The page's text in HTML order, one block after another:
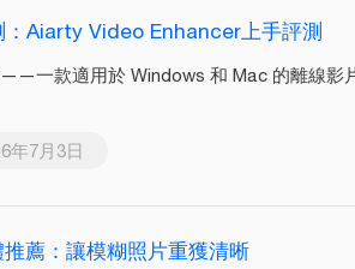
：Aiarty Video Enhancer上手評測
一款適用於 Windows 和 Mac 的離線影
年7月3日
薦：讓模糊照片重獲清晰